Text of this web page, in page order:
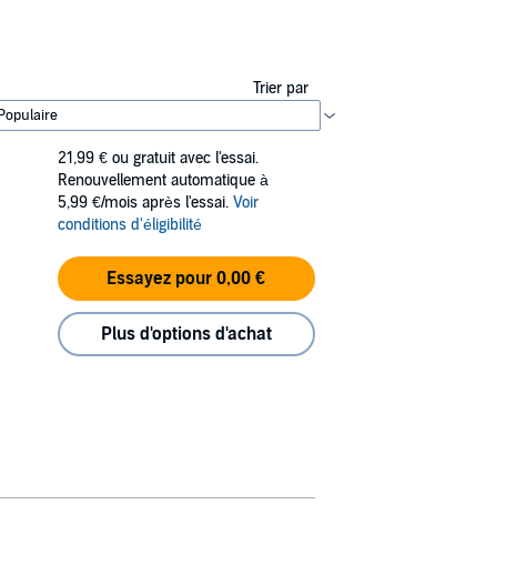
Trier par
21,99 € ou gratuit avec l'essai.
Renouvellement automatique à
5,99 €/mois après l'essai. Voir
conditions d'éligibilité
Essayez pour 0,00 €
Plus d'options d'achat